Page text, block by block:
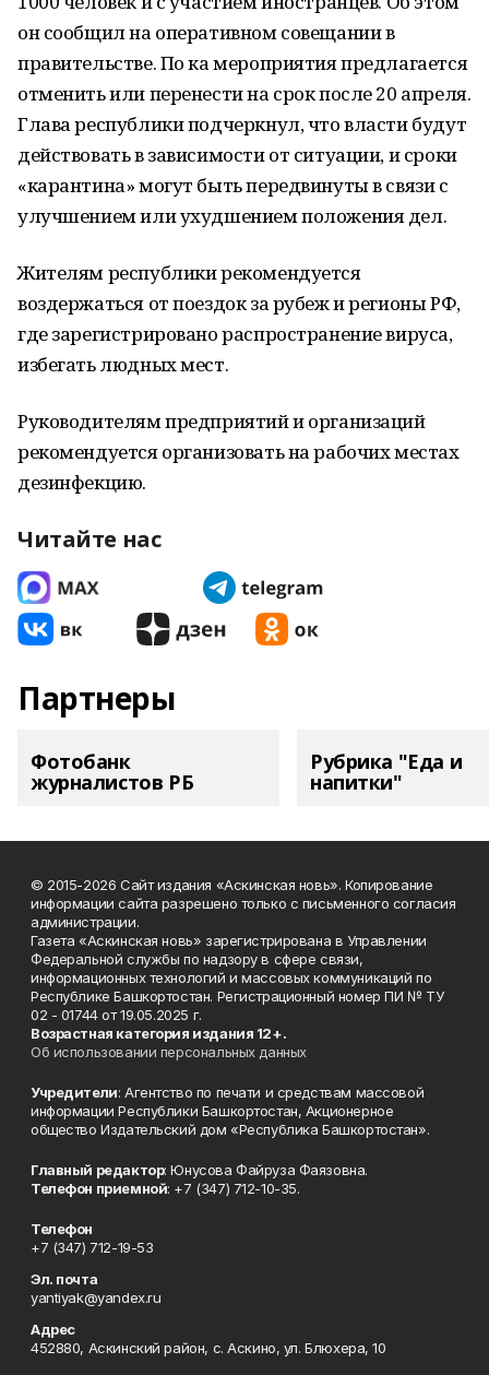
он сообщил на оперативном совещании в
правительстве. По ка мероприятия предлагается
отменить или перенести на срок после 20 апреля.
Глава республики подчеркнул, что власти будут
действовать в зависимости от ситуации, и сроки
«карантина» могут быть передвинуты в связи с
улучшением или ухудшением положения дел.
Жителям республики рекомендуется
воздержаться от поездок за рубеж и регионы РФ,
где зарегистрировано распространение вируса,
избегать людных мест.
Руководителям предприятий и организаций
рекомендуется организовать на рабочих местах
дезинфекцию.
Читайте нас
Партнеры
Фотобанк
журналистов РБ
Рубрика "Еда и
напитки"
© 2015-2026 Сайт издания «Аскинская новь». Копирование
информации сайта разрешено только с письменного согласия
администрации.
Газета «Аскинская новь» зарегистрирована в Управлении
Федеральной службы по надзору в сфере связи,
информационных технологий и массовых коммуникаций по
Республике Башкортостан. Регистрационный номер ПИ № ТУ
02 - 01744 от 19.05.2025 г.
Возрастная категория издания 12+.
Об использовании персональных данных
Учредители: Агентство по печати и средствам массовой
информации Республики Башкортостан, Акционерное
общество Издательский дом «Республика Башкортостан».
Главный редактор: Юнусова Файруза Фаязовна.
Телефон приемной: +7 (347) 712-10-35.
Телефон
+7 (347) 712-19-53
Эл. почта
yantiyak@yandex.ru
Адрес
452880, Аскинский район, с. Аскино, ул. Блюхера, 10